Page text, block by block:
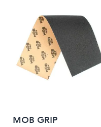
MOB GRIP